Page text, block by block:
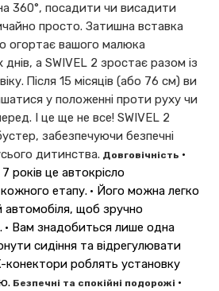
360°, посадити чи висадити
просто. Затишна вставка
огортає вашого малюка
а SWIVEL 2 зростає разом із
Після 15 місяців (або 76 см) ви
у положенні проти руху чи
І це ще не все! SWIVEL 2
забезпечуючи безпечні
дитинства. Довговічність •
років це автокрісло
етапу. • Його можна легко
щоб зручно
• Вам знадобиться лише одна
сидіння та відрегулювати
конектори роблять установку
Безпечні та спокійні подорожі •